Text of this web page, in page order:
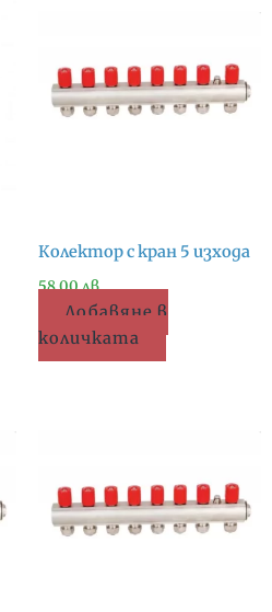
Колектор с кран 5 изхода
58.00лв.
Добавяне в
количката